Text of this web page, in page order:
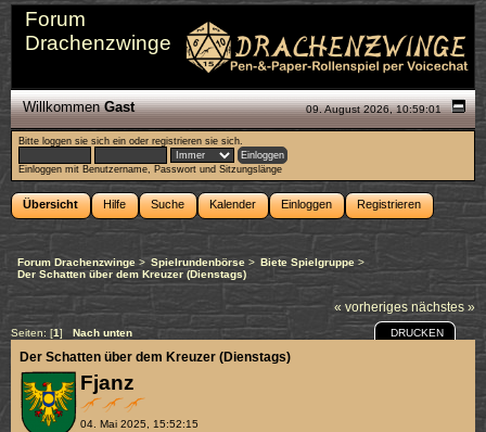
Forum
Drachenzwinge
09. August 2026, 10:59:01
WillkommenGast
Bitte loggen sie sich ein oderregistrieren sie sich.
Einloggen mit Benutzername, Passwort und Sitzungslänge
Übersicht Hilfe Suche Kalender Einloggen Registrieren
Forum Drachenzwinge > Spielrundenbörse> Biete Spielgruppe>
Der Schatten über dem Kreuzer (Dienstags)
« vorheriges nächstes »
Seiten: [1] Nach unten DRUCKEN
Fjanz
04. Mai 2025, 15:52:15
Der Schatten über dem Kreuzer (Dienstags)